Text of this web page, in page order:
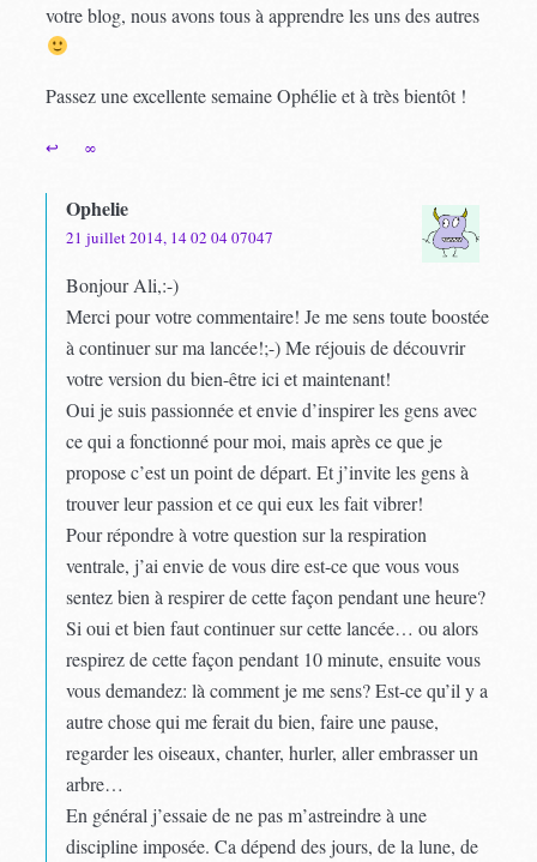
votre blog, nous avons tous à apprendre les uns des autres
Passez une excellente semaine Ophélie et à très bientôt !
↩ ∞
Ophelie
21 juillet 2014, 14 02 04 07047
Bonjour Ali,:-)
Merci pour votre commentaire! Je me sens toute boostée
à continuer sur ma lancée!;-) Me réjouis de découvrir
votre version du bien-être ici et maintenant!
Oui je suis passionnée et envie d’inspirer les gens avec
ce qui a fonctionné pour moi, mais après ce que je
propose c’est un point de départ. Et j’invite les gens à
trouver leur passion et ce qui eux les fait vibrer!
Pour répondre à votre question sur la respiration
ventrale, j’ai envie de vous dire est-ce que vous vous
sentez bien à respirer de cette façon pendant une heure?
Si oui et bien faut continuer sur cette lancée… ou alors
respirez de cette façon pendant 10 minute, ensuite vous
vous demandez: là comment je me sens? Est-ce qu’il y a
autre chose qui me ferait du bien, faire une pause,
regarder les oiseaux, chanter, hurler, aller embrasser un
arbre…
En général j’essaie de ne pas m’astreindre à une
discipline imposée. Ca dépend des jours, de la lune, de